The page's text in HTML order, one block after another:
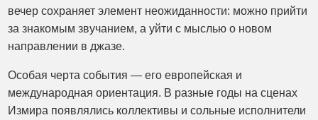
вечер сохраняет элемент неожиданности: можно прийти
за знакомым звучанием, а уйти с мыслью о новом
направлении в джазе.
Особая черта события — его европейская и
международная ориентация. В разные годы на сценах
Измира появлялись коллективы и сольные исполнители